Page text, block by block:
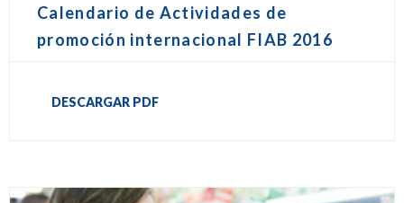
Calendario de Actividades de
promoción internacional FIAB 2016
DESCARGAR PDF